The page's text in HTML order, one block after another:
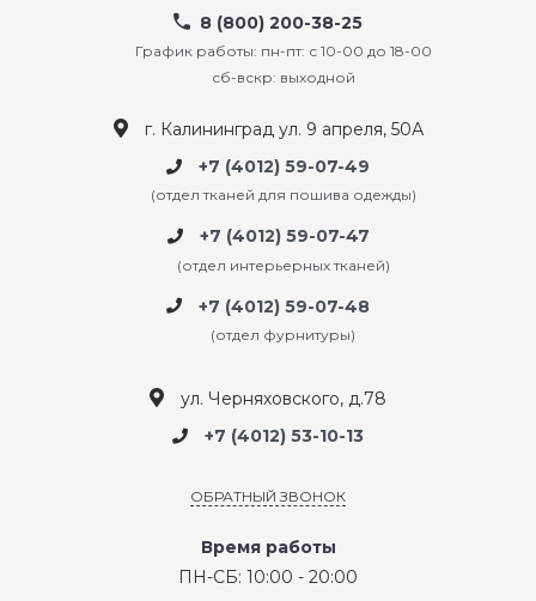
8 (800) 200-38-25
График работы: пн-пт: с 10-00 до 18-00
сб-вскр: выходной
г. Калининград ул. 9 апреля, 50А
+7 (4012) 59-07-49
(отдел тканей для пошива одежды)
+7 (4012) 59-07-47
(отдел интерьерных тканей)
+7 (4012) 59-07-48
(отдел фурнитуры)
ул. Черняховского, д.78
+7 (4012) 53-10-13
ОБРАТНЫЙ ЗВОНОК
Время работы
ПН-СБ: 10:00 - 20:00